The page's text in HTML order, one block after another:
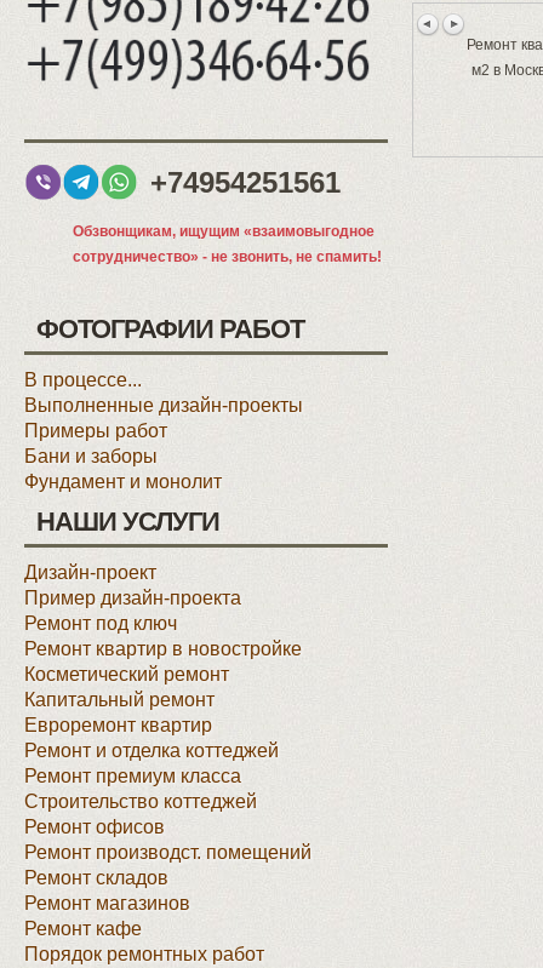
+74954251561
Обзвонщикам, ищущим «взаимовыгодное
сотрудничество» - не звонить, не спамить!
ФОТОГРАФИИ РАБОТ
В процессе...
Выполненные дизайн-проекты
Примеры работ
Бани и заборы
Фундамент и монолит
НАШИ УСЛУГИ
Дизайн-проект
Пример дизайн-проекта
Ремонт под ключ
Ремонт квартир в новостройке
Косметический ремонт
Капитальный ремонт
Евроремонт квартир
Ремонт и отделка коттеджей
Ремонт премиум класса
Строительство коттеджей
Ремонт офисов
Ремонт производст. помещений
Ремонт складов
Ремонт магазинов
Ремонт кафе
Порядок ремонтных работ
Ремонт
м2 в